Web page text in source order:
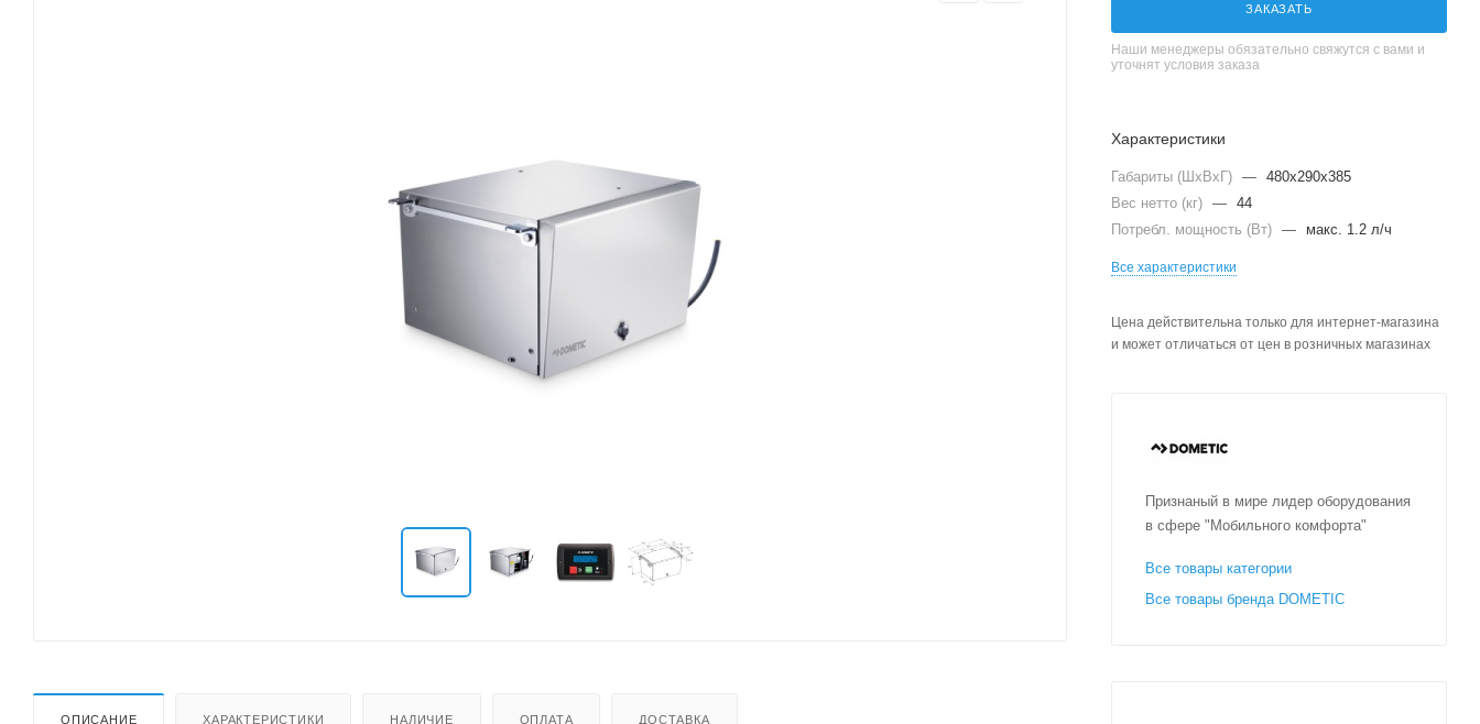
ОПИСАНИЕ ХАРАКТЕРИСТИКИ НАЛИЧИЕ ОПЛАТА ДОСТАВКА
ЗАКАЗАТЬ
Наши менеджеры обязательно свяжутся с вами и
уточнят условия заказа
Характеристики
Габариты (ШхВхГ) — 480х290х385
Вес нетто (кг) — 44
Потребл. мощность (Вт) — макс. 1.2 л/ч
Все характеристики
Цена действительна только для интернет-магазина
и может отличаться от цен в розничных магазинах
Признаный в мире лидер оборудования
в сфере "Мобильного комфорта"
Все товары категории
Все товары бренда DOMETIC